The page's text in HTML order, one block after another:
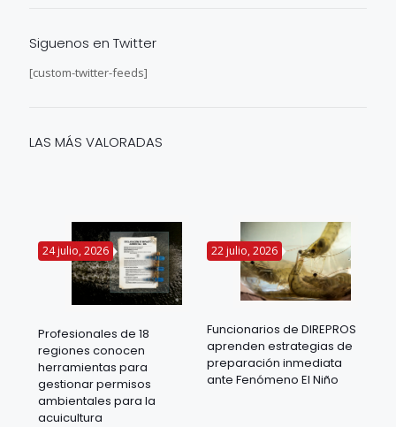
Siguenos en Twitter
[custom-twitter-feeds]
LAS MÁS VALORADAS
24 julio, 2026
Profesionales de 18
regiones conocen
herramientas para
gestionar permisos
ambientales para la
acuicultura
22 julio, 2026
Funcionarios de DIREPROS
aprenden estrategias de
preparación inmediata
ante Fenómeno El Niño